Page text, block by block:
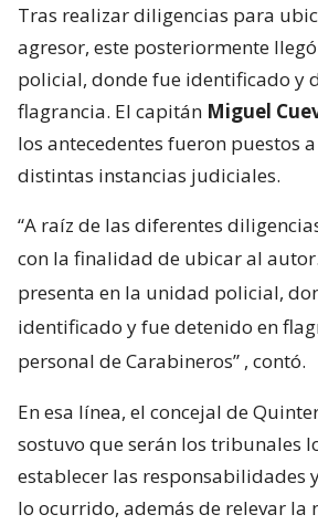
Tras realizar diligencias para
agresor, este posteriormente
policial, donde fue identificado y
flagrancia. El capitán Miguel
los antecedentes fueron puestos
distintas instancias judiciales.
“A raíz de las diferentes
con la finalidad de ubicar al autor.
presenta en la unidad policial,
identificado y fue detenido en
personal de Carabineros” , contó.
En esa línea, el concejal de
sostuvo que serán los tribunales
establecer las responsabilidades
lo ocurrido, además de relevar la